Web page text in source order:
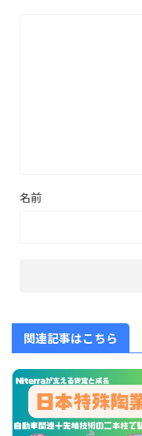
名前
関連記事はこちら